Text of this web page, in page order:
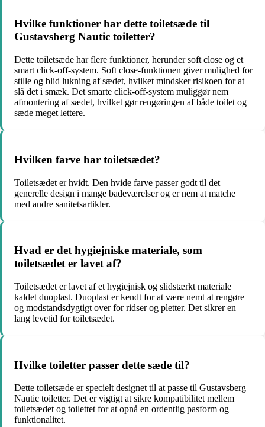
Hvilke funktioner har dette toiletsæde til
Gustavsberg Nautic toiletter?
Dette toiletsæde har flere funktioner, herunder soft close og et
smart click-off-system. Soft close-funktionen giver mulighed for
stille og blid lukning af sædet, hvilket mindsker risikoen for at
slå det i smæk. Det smarte click-off-system muliggør nem
afmontering af sædet, hvilket gør rengøringen af både toilet og
sæde meget lettere.
Hvilken farve har toiletsædet?
Toiletsædet er hvidt. Den hvide farve passer godt til det
generelle design i mange badeværelser og er nem at matche
med andre sanitetsartikler.
Hvad er det hygiejniske materiale, som
toiletsædet er lavet af?
Toiletsædet er lavet af et hygiejnisk og slidstærkt materiale
kaldet duoplast. Duoplast er kendt for at være nemt at rengøre
og modstandsdygtigt over for ridser og pletter. Det sikrer en
lang levetid for toiletsædet.
Hvilke toiletter passer dette sæde til?
Dette toiletsæde er specielt designet til at passe til Gustavsberg
Nautic toiletter. Det er vigtigt at sikre kompatibilitet mellem
toiletsædet og toilettet for at opnå en ordentlig pasform og
funktionalitet.